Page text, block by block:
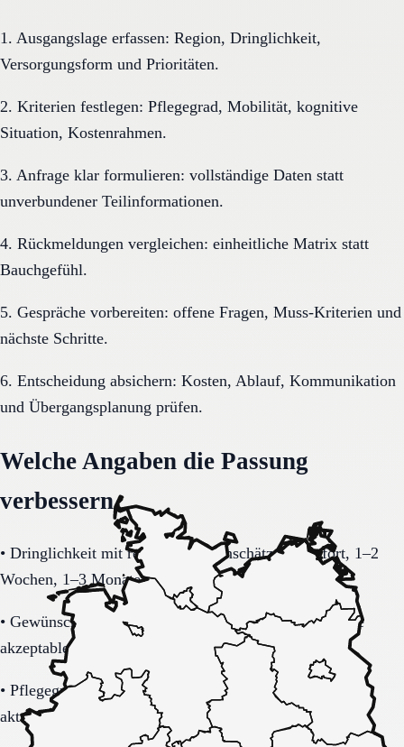
1. Ausgangslage erfassen: Region, Dringlichkeit,
Versorgungsform und Prioritäten.
2. Kriterien festlegen: Pflegegrad, Mobilität, kognitive
Situation, Kostenrahmen.
3. Anfrage klar formulieren: vollständige Daten statt
unverbundener Teilinformationen.
4. Rückmeldungen vergleichen: einheitliche Matrix statt
Bauchgefühl.
5. Gespräche vorbereiten: offene Fragen, Muss-Kriterien und
nächste Schritte.
6. Entscheidung absichern: Kosten, Ablauf, Kommunikation
und Übergangsplanung prüfen.
Welche Angaben die Passung
verbessern
• Dringlichkeit mit realistischer Einschätzung (sofort, 1–2
Wochen, 1–3 Monate).
• Gewünschte Region in Nordrhein-Westfalen inklusive
akzeptablem Suchradius.
• Pflegegrad-Status (vorhanden, beantragt, unklar) und
aktuelle Alltagsbelastung.